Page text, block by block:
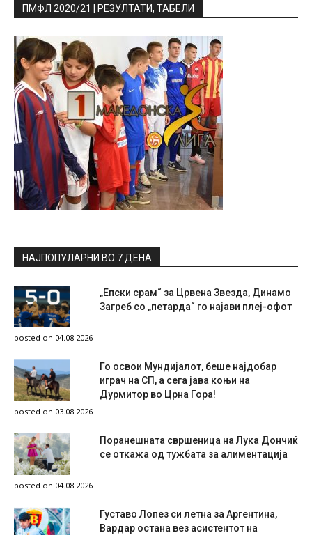
ПМФЛ 2020/21 | РЕЗУЛТАТИ, ТАБЕЛИ
НАЈПОПУЛАРНИ ВО 7 ДЕНА
„Епски срам“ за Црвена Звезда, Динамо
Загреб со „петарда“ го најави плеј-офот
posted on 04.08.2026
Го освои Мундијалот, беше најдобар
играч на СП, а сега јава коњи на
Дурмитор во Црна Гора!
posted on 03.08.2026
Поранешната свршеница на Лука Дончиќ
се откажа од тужбата за алиментација
posted on 04.08.2026
Густаво Лопез си летна за Аргентина,
Вардар остана вез асистентот на